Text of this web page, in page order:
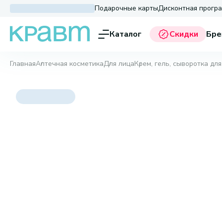
Подарочные картыДисконтная
Каталог Скидки
ГлавнаяАптечная косметикаДля лицаКрем, гель, сыворотка